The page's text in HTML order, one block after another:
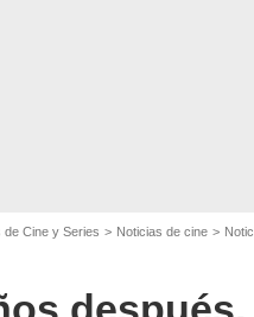
de Cine y Series Noticias de cine